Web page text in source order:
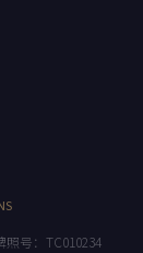
号：TC010234